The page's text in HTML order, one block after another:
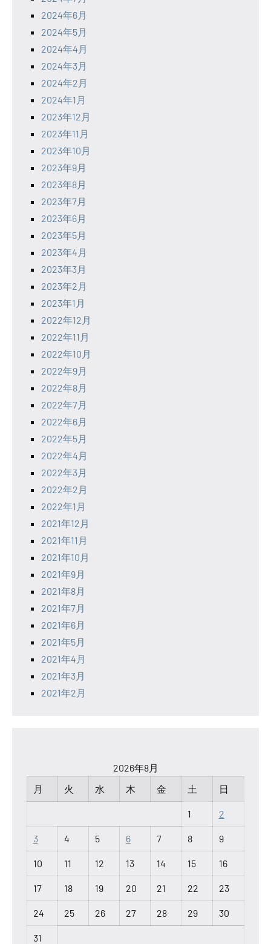
2024年6月
2024年5月
2024年4月
2024年3月
2024年2月
2024年1月
2023年12月
2023年11月
2023年10月
2023年9月
2023年8月
2023年7月
2023年6月
2023年5月
2023年4月
2023年3月
2023年2月
2023年1月
2022年12月
2022年11月
2022年10月
2022年9月
2022年8月
2022年7月
2022年6月
2022年5月
2022年4月
2022年3月
2022年2月
2022年1月
2021年12月
2021年11月
2021年10月
2021年9月
2021年8月
2021年7月
2021年6月
2021年5月
2021年4月
2021年3月
2021年2月
2026年8月
月
火 水 木 金 土 日
1 2
3 4 5 6 7 8 9
10 11 12 13 14 15 16
17 18 19 20 21 22 23
24 25 26 27 28 29 30
31